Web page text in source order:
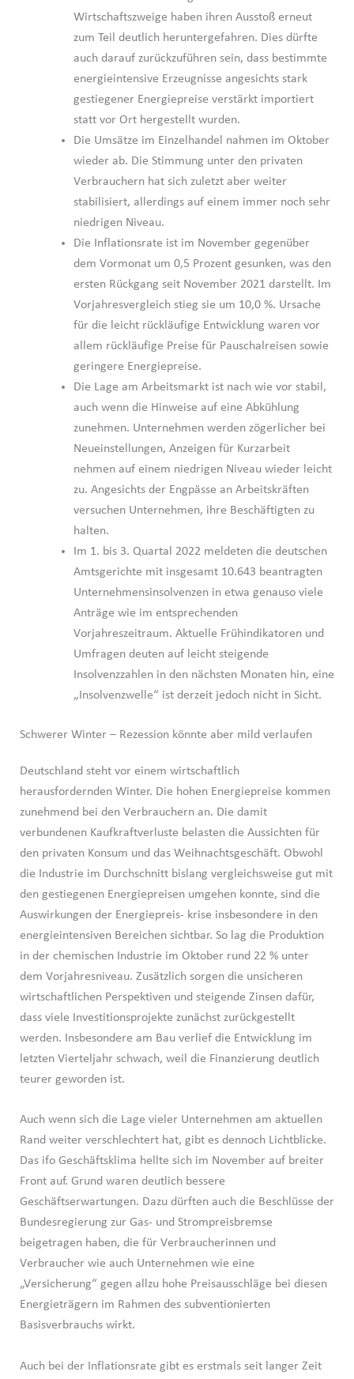
Wirtschaftszweige haben ihren Ausstoß erneut
zum Teil deutlich heruntergefahren. Dies dürfte
auch darauf zurückzuführen sein, dass bestimmte
energieintensive Erzeugnisse angesichts stark
gestiegener Energiepreise verstärkt importiert
statt vor Ort hergestellt wurden.
Die Umsätze im Einzelhandel nahmen im Oktober
wieder ab. Die Stimmung unter den privaten
Verbrauchern hat sich zuletzt aber weiter
stabilisiert, allerdings auf einem immer noch sehr
niedrigen Niveau.
Die Inflationsrate ist im November gegenüber
dem Vormonat um 0,5 Prozent gesunken, was den
ersten Rückgang seit November 2021 darstellt. Im
Vorjahresvergleich stieg sie um 10,0 %. Ursache
für die leicht rückläufige Entwicklung waren vor
allem rückläufige Preise für Pauschalreisen sowie
geringere Energiepreise.
Die Lage am Arbeitsmarkt ist nach wie vor stabil,
auch wenn die Hinweise auf eine Abkühlung
zunehmen. Unternehmen werden zögerlicher bei
Neueinstellungen, Anzeigen für Kurzarbeit
nehmen auf einem niedrigen Niveau wieder leicht
zu. Angesichts der Engpässe an Arbeitskräften
versuchen Unternehmen, ihre Beschäftigten zu
halten.
Im 1. bis 3. Quartal 2022 meldeten die deutschen
Amtsgerichte mit insgesamt 10.643 beantragten
Unternehmensinsolvenzen in etwa genauso viele
Anträge wie im entsprechenden
Vorjahreszeitraum. Aktuelle Frühindikatoren und
Umfragen deuten auf leicht steigende
Insolvenzzahlen in den nächsten Monaten hin, eine
„Insolvenzwelle“ ist derzeit jedoch nicht in Sicht.
Schwerer Winter – Rezession könnte aber mild verlaufen
Deutschland steht vor einem wirtschaftlich
herausfordernden Winter. Die hohen Energiepreise kommen
zunehmend bei den Verbrauchern an. Die damit
verbundenen Kaufkraftverluste belasten die Aussichten für
den privaten Konsum und das Weihnachtsgeschäft. Obwohl
die Industrie im Durchschnitt bislang vergleichsweise gut mit
den gestiegenen Energiepreisen umgehen konnte, sind die
Auswirkungen der Energiepreis- krise insbesondere in den
energieintensiven Bereichen sichtbar. So lag die Produktion
in der chemischen Industrie im Oktober rund 22 % unter
dem Vorjahresniveau. Zusätzlich sorgen die unsicheren
wirtschaftlichen Perspektiven und steigende Zinsen dafür,
dass viele Investitionsprojekte zunächst zurückgestellt
werden. Insbesondere am Bau verlief die Entwicklung im
letzten Vierteljahr schwach, weil die Finanzierung deutlich
teurer geworden ist.
Auch wenn sich die Lage vieler Unternehmen am aktuellen
Rand weiter verschlechtert hat, gibt es dennoch Lichtblicke.
Das ifo Geschäftsklima hellte sich im November auf breiter
Front auf. Grund waren deutlich bessere
Geschäftserwartungen. Dazu dürften auch die Beschlüsse der
Bundesregierung zur Gas- und Strompreisbremse
beigetragen haben, die für Verbraucherinnen und
Verbraucher wie auch Unternehmen wie eine
„Versicherung“ gegen allzu hohe Preisausschläge bei diesen
Energieträgern im Rahmen des subventionierten
Basisverbrauchs wirkt.
Auch bei der Inflationsrate gibt es erstmals seit langer Zeit